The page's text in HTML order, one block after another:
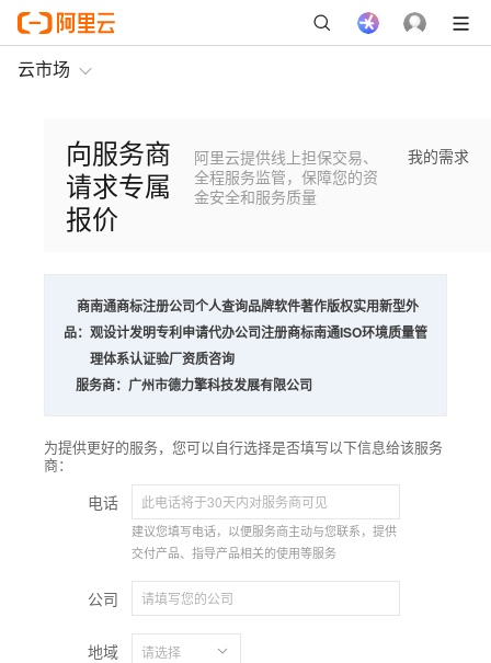
云市场
向服务商
请求专属
报价
阿里云提供线上担保交易、
全程服务监管，保障您的资
金安全和服务质量
我的需求
商
品：
南通商标注册公司个人查询品牌软件著作版权实用新型外
观设计发明专利申请代办公司注册商标南通ISO环境质量管
理体系认证验厂资质咨询
服务商： 广州市德力擎科技发展有限公司
为提供更好的服务，您可以自行选择是否填写以下信息给该服务
商：
电话
建议您填写电话，以便服务商主动与您联系，提供
交付产品、指导产品相关的使用等服务
公司
地域